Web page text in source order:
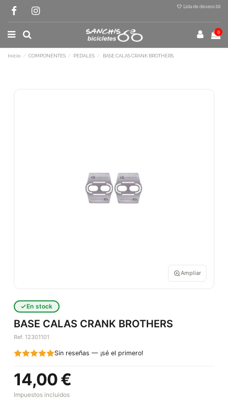
Lista de deseos (0)
0
Inicio COMPONENTES PEDALES BASE CALAS CRANK BROTHERS
Ampliar
En stock
BASE CALAS CRANK BROTHERS
Ref. 12301101
Sin reseñas — ¡sé el primero!
14,00 €
Impuestos incluidos